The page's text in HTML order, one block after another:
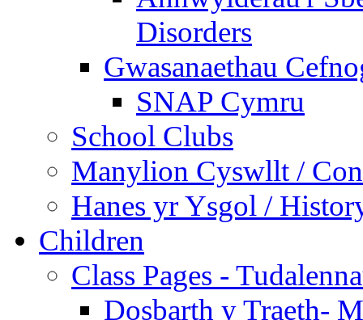
Disorders
Gwasanaethau
SNAP Cymru
School Clubs
Manylion Cyswllt /
Hanes yr Ysgol /
Children
Class Pages -
Dosbarth y Traeth-